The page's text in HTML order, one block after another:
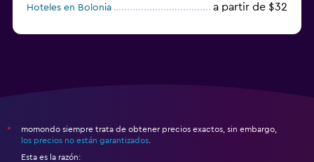
Hoteles en Bolonia a partir de $32
*
momondo siempre trata de obtener precios exactos, sin embargo,
los precios no están garantizados
Esta es la razón: